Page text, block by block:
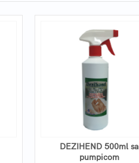
DEZIHEND 500ml sa
pumpicom